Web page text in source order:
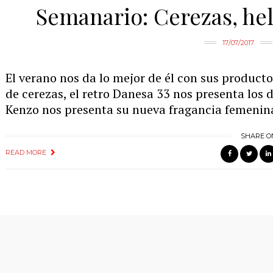
Semanario: Cerezas,
17/07/2017
El verano nos da lo mejor de él con sus
de cerezas, el retro Danesa 33 nos presenta los
Kenzo nos presenta su nueva fragancia
READ MORE
SHARE